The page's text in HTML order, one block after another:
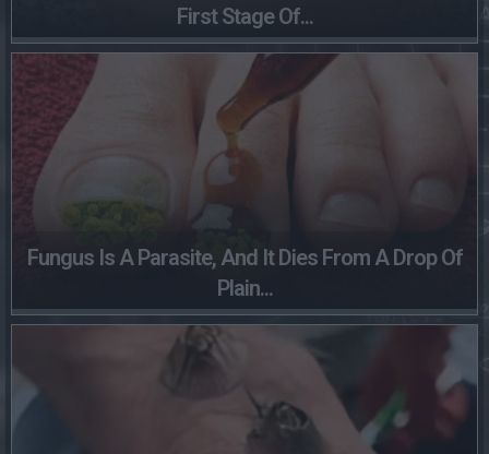
First Stage Of...
Fungus Is A Parasite, And It Dies From A Drop Of
Plain...